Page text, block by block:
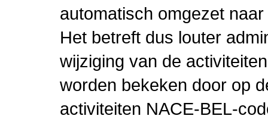
automatisch omgezet
Het betreft dus louter
wijziging van de
worden bekeken door op
activiteiten NACE-BEL-